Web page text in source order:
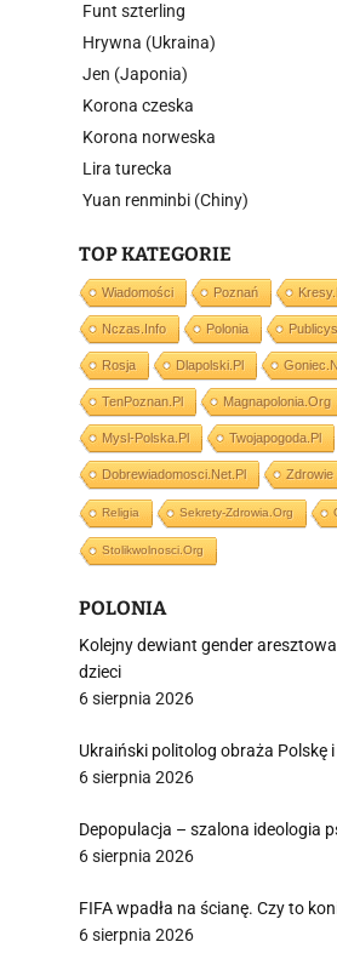
Funt szterling
Hrywna (Ukraina)
Jen (Japonia)
Korona czeska
Korona norweska
Lira turecka
Yuan renminbi (Chiny)
TOP KATEGORIE
Wiadomości Poznań
Nczas.info Polonia
Rosja Dlapolski.pl
TenPoznan.pl Magnapolonia.org
Mysl-Polska.pl Twojapogoda.pl
Dobrewiadomosci.net.pl Zdrowie
Religia Sekrety-Zdrowia.org
Stolikwolnosci.org
POLONIA
Kolejny dewiant gender
dzieci
6 sierpnia 2026
Ukraiński politolog obraża Polskę
6 sierpnia 2026
Depopulacja – szalona ideologia
6 sierpnia 2026
FIFA wpadła na ścianę. Czy to
6 sierpnia 2026